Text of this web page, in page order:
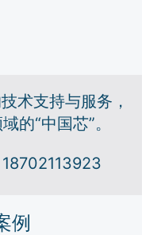
术支持与服务，
的“中国芯”。
例